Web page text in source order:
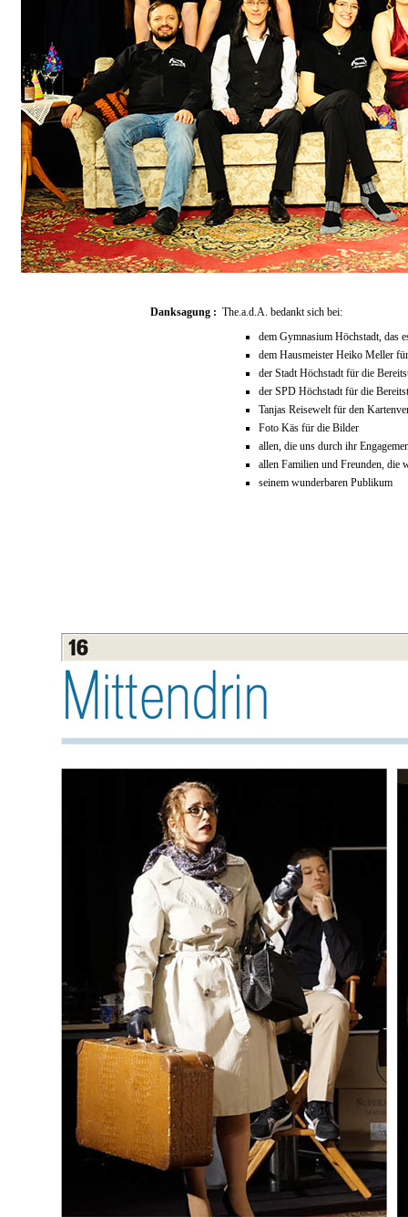
Danksagung : The.a.d.A. bedankt sich bei:
dem Gymnasium Höchstadt, das
dem Hausmeister Heiko Meller
der Stadt Höchstadt für die
der SPD Höchstadt für die
Tanjas Reisewelt für den
Foto Käs für die Bilder
allen, die uns durch ihr
allen Familien und Freunden, die
seinem wunderbaren Publikum